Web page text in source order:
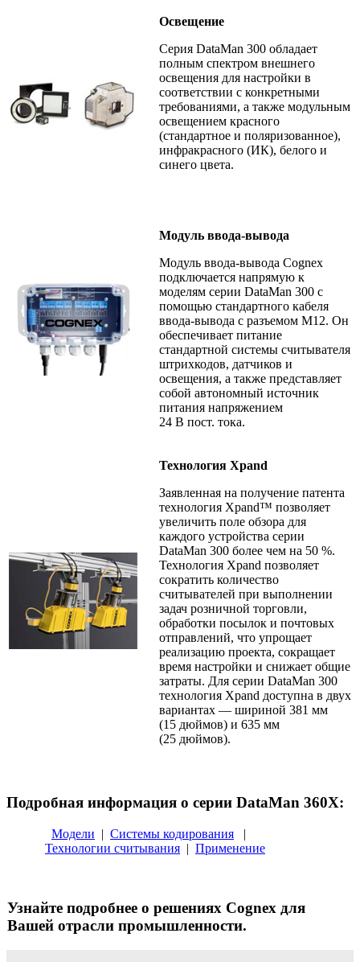
Освещение
Серия DataMan 300 обладает
полным спектром внешнего
освещения для настройки в
соответствии с конкретными
требованиями, а также модульным
освещением красного
(стандартное и поляризованное),
инфракрасного (ИК), белого и
синего цвета.
Модуль ввода-вывода
Модуль ввода-вывода Cognex
подключается напрямую к
моделям серии DataMan 300 с
помощью стандартного кабеля
ввода-вывода с разъемом M12. Он
обеспечивает питание
стандартной системы считывателя
штрихкодов, датчиков и
освещения, а также представляет
собой автономный источник
питания напряжением
24 В пост. тока.
Технология Xpand
Заявленная на получение патента
технология Xpand™ позволяет
увеличить поле обзора для
каждого устройства серии
DataMan 300 более чем на 50 %.
Технология Xpand позволяет
сократить количество
считывателей при выполнении
задач розничной торговли,
обработки посылок и почтовых
отправлений, что упрощает
реализацию проекта, сокращает
время настройки и снижает общие
затраты. Для серии DataMan 300
технология Xpand доступна в двух
вариантах — шириной 381 мм
(15 дюймов) и 635 мм
(25 дюймов).
Подробная информация о серии DataMan 360X:
Модели | Системы кодирования |
Технологии считывания | Применение
Узнайте подробнее о решениях Cognex для
Вашей отрасли промышленности.